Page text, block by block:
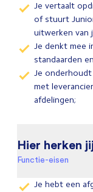
Je vertaalt
of stuurt
uitwerken van
Je denkt mee
standaarden
Je onderhoudt
met
afdelingen;
Hier herken
Functie-eisen
Je hebt een